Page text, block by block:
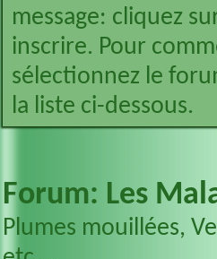
message: cliquez
inscrire. Pour
sélectionnez le
la liste ci-dessous.
Forum: Les
Plumes mouillées,